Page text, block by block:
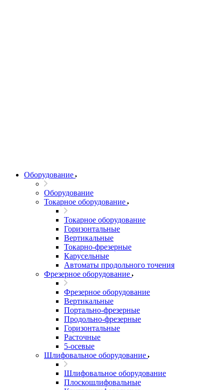
Оборудование
Оборудование
Токарное оборудование
Токарное оборудование
Горизонтальные
Вертикальные
Токарно-фрезерные
Карусельные
Автоматы продольного точения
Фрезерное оборудование
Фрезерное оборудование
Вертикальные
Портально-фрезерные
Продольно-фрезерные
Горизонтальные
Расточные
5-осевые
Шлифовальное оборудование
Шлифовальное оборудование
Плоскошлифовальные